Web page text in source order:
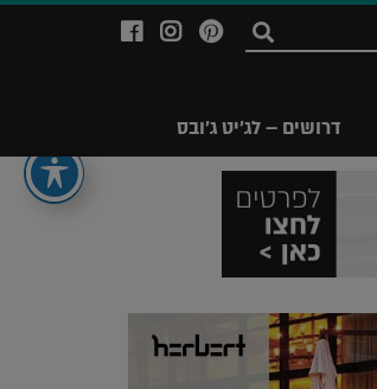
דרושים – לג'יט ג'ובס
חפש
לעמוד
של
לעמוד
לג'יט
Legit